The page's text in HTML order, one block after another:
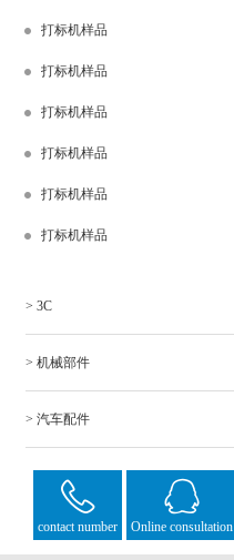
打标机样品
打标机样品
打标机样品
打标机样品
打标机样品
打标机样品
> 3C
> 机械部件
> 汽车配件
contact number Online consultation